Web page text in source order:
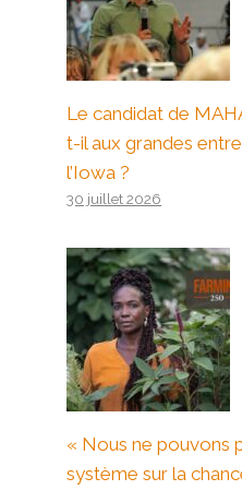
Le candidat de
t-il aux grandes
l’Iowa ?
30 juillet 2026
« Nous ne pouvons
système sur la